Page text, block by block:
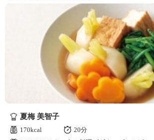
夏梅 美智子
170kcal
20分